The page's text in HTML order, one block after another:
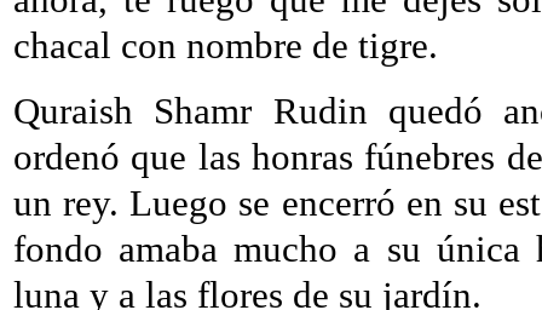
chacal con nombre de tigre.
Quraish Shamr Rudin quedó
ordenó que las honras fúnebres
un rey. Luego se encerró en su
fondo amaba mucho a su
luna y a las flores de su jardín.